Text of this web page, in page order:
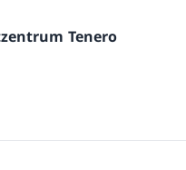
Tenero